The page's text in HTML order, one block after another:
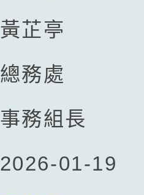
黃芷亭
總務處
事務組長
2026-01-19